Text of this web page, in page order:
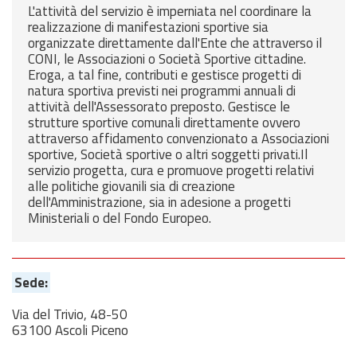
L'attività del servizio è imperniata nel coordinare la
realizzazione di manifestazioni sportive sia
organizzate direttamente dall'Ente che attraverso il
CONI, le Associazioni o Società Sportive cittadine.
Eroga, a tal fine, contributi e gestisce progetti di
natura sportiva previsti nei programmi annuali di
attività dell'Assessorato preposto. Gestisce le
strutture sportive comunali direttamente ovvero
attraverso affidamento convenzionato a Associazioni
sportive, Società sportive o altri soggetti privati.Il
servizio progetta, cura e promuove progetti relativi
alle politiche giovanili sia di creazione
dell'Amministrazione, sia in adesione a progetti
Ministeriali o del Fondo Europeo.
Sede:
Via del Trivio, 48-50
63100 Ascoli Piceno